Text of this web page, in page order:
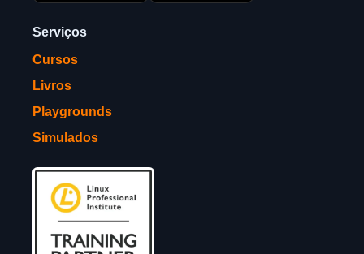
Serviços
Cursos
Livros
Playgrounds
Simulados